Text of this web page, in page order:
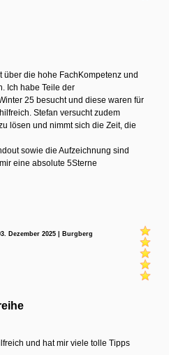
über die hohe FachKompetenz und
Ich habe Teile der
25 besucht und diese waren für
Stefan versucht zudem
lösen und nimmt sich die Zeit, die
sowie die Aufzeichnung sind
eine absolute 5Sterne
Dezember 2025 | Burgberg
und hat mir viele tolle Tipps